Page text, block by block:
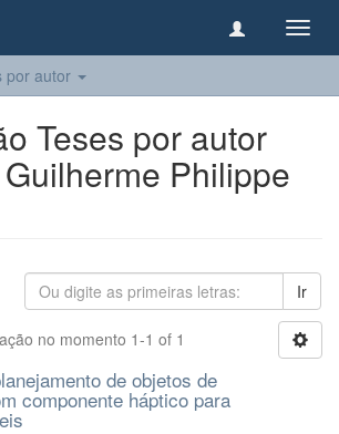
por autor
Teses por autor
Philippe
Ir
no momento 1-1 of 1
de objetos de
componente háptico para